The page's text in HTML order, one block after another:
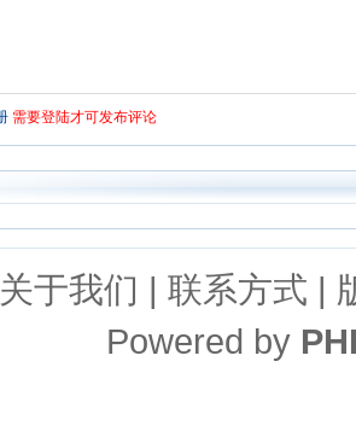
关于我们 | 联系方式 |
Powered by